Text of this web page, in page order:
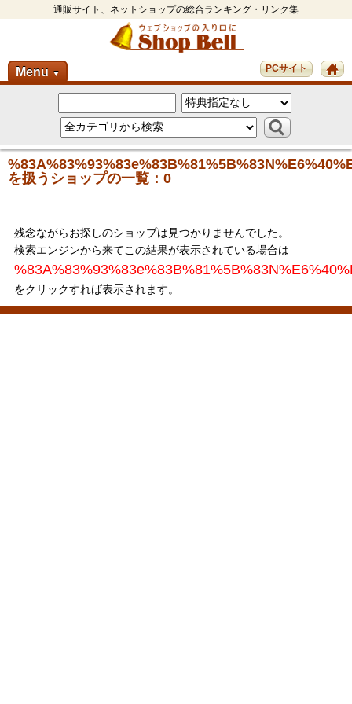
通販サイト、ネットショップの総合ランキング・リンク集
Menu ▼ PCサイト
を扱うショップの一覧：0
残念ながらお探しのショップは見つかりませんでした。
検索エンジンから来てこの結果が表示されている場合は
をクリックすれば表示されます。